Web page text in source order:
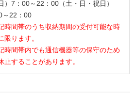
）7：00～22：00（土・日・祝日）
～22：00
時間帯のうち収納期間の受付可能な時
限ります。
時間帯内でも通信機器等の保守のため
止することがあります。